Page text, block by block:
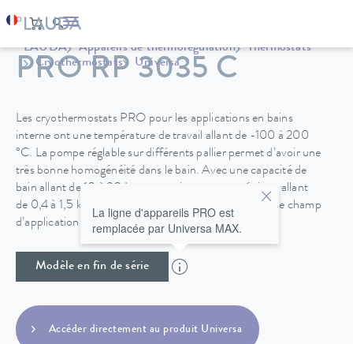
LAUDA Appareils de thermorégulation
Thermostats
Cryothermostats
Universa
PRO RP 3035 C
Les cryothermostats PRO pour les applications en bains
interne ont une température de travail allant de -100 à 200
°C. La pompe réglable sur différents pallier permet d’avoir une
très bonne homogénéité dans le bain. Avec une capacité de
bain allant de 10 à 30 L et une puissance cryogénique allant
de 0,4 à 1,5 kW, les cryothermostats PRO ont un large champ
d’application possible.
Modèle en fin de série
La ligne d'appareils PRO est
remplacée par Universa MAX.
Accéder directement au produit Universa